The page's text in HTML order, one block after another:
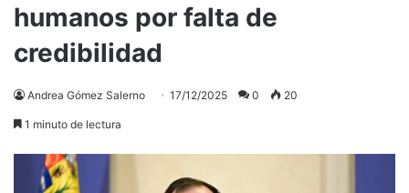
humanos por falta de
credibilidad
Andrea Gómez Salerno 17/12/2025 0 20
1 minuto de lectura